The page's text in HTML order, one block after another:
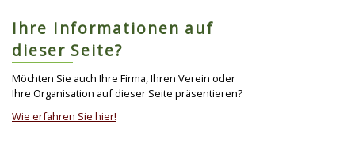
Ihre Informationen auf
dieser Seite?
Möchten Sie auch Ihre Firma, Ihren Verein oder
Ihre Organisation auf dieser Seite präsentieren?
Wie erfahren Sie hier!